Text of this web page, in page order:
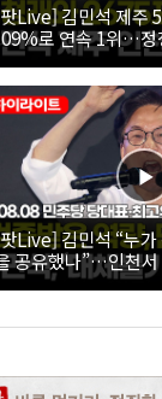
Live] 김민석 제주
로 연속 1위…정
더불어민주당
천 합동연설회
Live] 김민석 “누가
공유했나”…인천서
더불어민주당